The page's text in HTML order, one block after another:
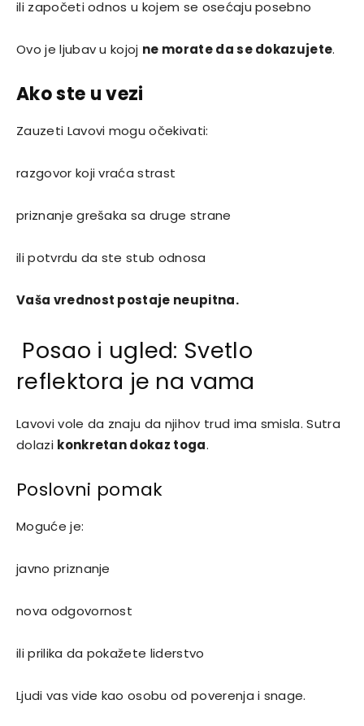
ili započeti odnos u kojem se osećaju posebno
Ovo je ljubav u kojoj ne morate da se dokazujete.
Ako ste u vezi
Zauzeti Lavovi mogu očekivati:
razgovor koji vraća strast
priznanje grešaka sa druge strane
ili potvrdu da ste stub odnosa
Vaša vrednost postaje neupitna.
Posao i ugled: Svetlo
reflektora je na vama
Lavovi vole da znaju da njihov trud ima smisla. Sutra
dolazi konkretan dokaz toga.
Poslovni pomak
Moguće je:
javno priznanje
nova odgovornost
ili prilika da pokažete liderstvo
Ljudi vas vide kao osobu od poverenja i snage.